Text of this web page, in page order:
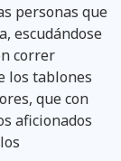
personas que
escudándose
correr
los tablones
que con
aficionados